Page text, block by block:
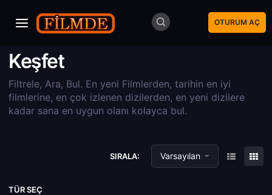
OTURUM AÇ
Keşfet
Filtrele, Ara, Bul. En yeni Filmlerden, tarihin en iyi
filmlerine, en çok izlenen dizilerden, en yeni dizilere
kadar sana en uygun olanı kolayca bul.
SIRALA: Varsayılan
TÜR SEÇ